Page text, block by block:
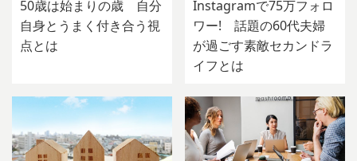
50歳は始まりの歳 自分
自身とうまく付き合う視
点とは
Instagramで75万フォロ
ワー! 話題の60代夫婦
が過ごす素敵セカンドラ
イフとは